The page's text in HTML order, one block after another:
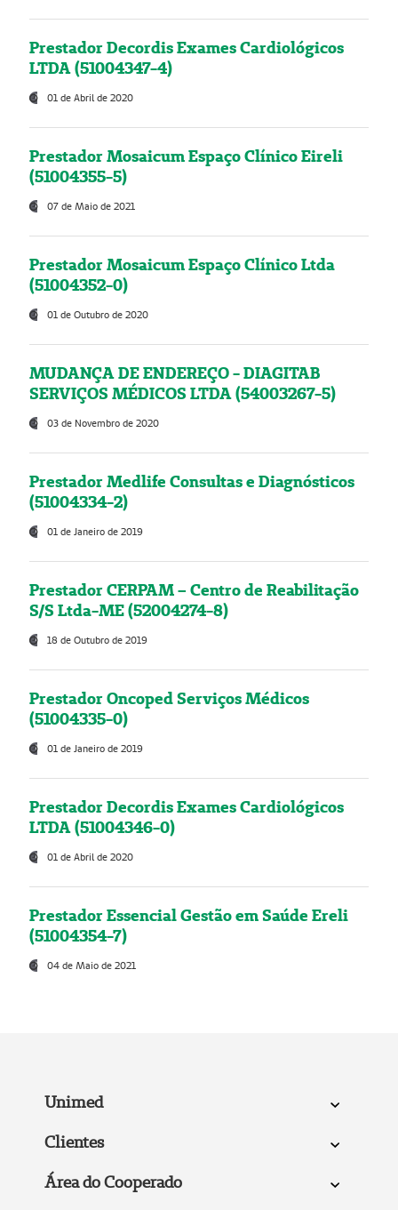
Prestador Decordis Exames Cardiológicos
LTDA (51004347-4)
01 de Abril de 2020
Prestador Mosaicum Espaço Clínico Eireli
(51004355-5)
07 de Maio de 2021
Prestador Mosaicum Espaço Clínico Ltda
(51004352-0)
01 de Outubro de 2020
MUDANÇA DE ENDEREÇO - DIAGITAB
SERVIÇOS MÉDICOS LTDA (54003267-5)
03 de Novembro de 2020
Prestador Medlife Consultas e Diagnósticos
(51004334-2)
01 de Janeiro de 2019
Prestador CERPAM – Centro de Reabilitação
S/S Ltda-ME (52004274-8)
18 de Outubro de 2019
Prestador Oncoped Serviços Médicos
(51004335-0)
01 de Janeiro de 2019
Prestador Decordis Exames Cardiológicos
LTDA (51004346-0)
01 de Abril de 2020
Prestador Essencial Gestão em Saúde Ereli
(51004354-7)
04 de Maio de 2021
Unimed
Clientes
Área do Cooperado